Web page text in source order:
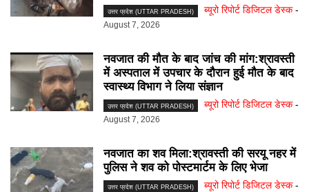
उत्तर प्रदेश (UTTAR PRADESH) ब्यूरो रिपोर्ट डिजिटल डेस्क -
August 7, 2026
नवजात की मौत के बाद जांच की मांग:श्रावस्ती
में अस्पताल में उपचार के दौरान हुई मौत के बाद
स्वास्थ्य विभाग ने लिया संज्ञान
उत्तर प्रदेश (UTTAR PRADESH) ब्यूरो रिपोर्ट डिजिटल डेस्क -
August 7, 2026
नवजात का शव मिला:श्रावस्ती की सरयू नहर में
पुलिस ने शव को पोस्टमार्टम के लिए भेजा
उत्तर प्रदेश (UTTAR PRADESH) ब्यूरो रिपोर्ट डिजिटल डेस्क -